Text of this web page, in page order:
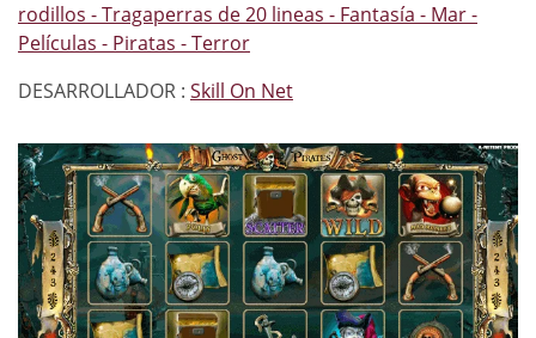
rodillos
Tragaperras de 20 lineas Fantasía
Mar
Películas
Piratas
Terror
DESARROLLADOR : Skill On Net